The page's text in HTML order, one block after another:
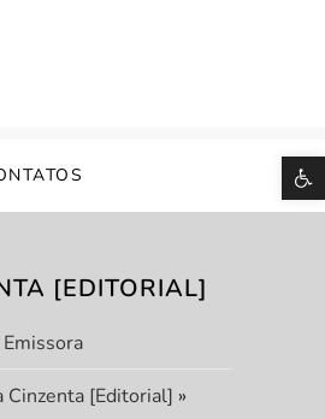
[EDITORIAL]
Cinzenta [Editorial] »